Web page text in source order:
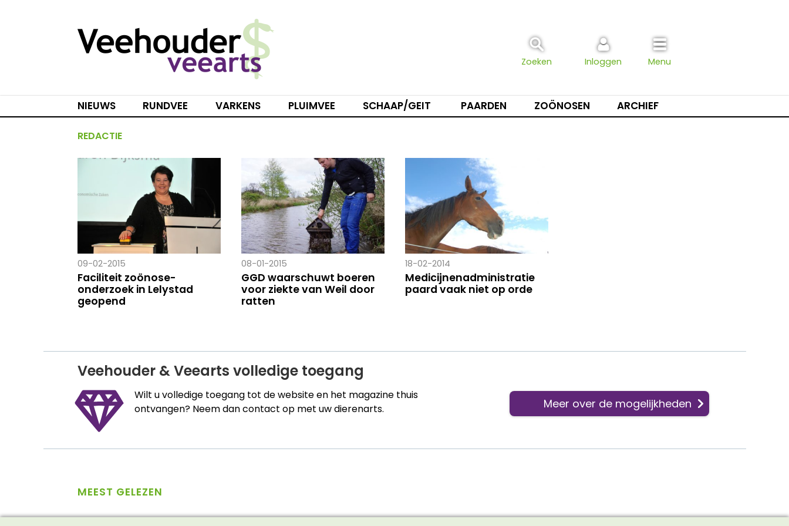
Zoeken Inloggen Menu
NIEUWS RUNDVEE VARKENS PLUIMVEE SCHAAP/GEIT PAARDEN ZOÖNOSEN ARCHIEF
REDACTIE
09-02-2015
Faciliteit zoönose-
onderzoek in Lelystad
geopend
08-01-2015
GGD waarschuwt boeren
voor ziekte van Weil door
ratten
18-02-2014
Medicijnenadministratie
paard vaak niet op orde
Veehouder & Veearts volledige toegang
Wilt u volledige toegang tot de website en het magazine thuis
ontvangen? Neem dan contact op met uw dierenarts.
Meer over de mogelijkheden
MEEST GELEZEN